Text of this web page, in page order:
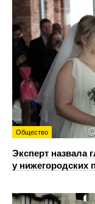
Общество
Эксперт назвала
у нижегородских